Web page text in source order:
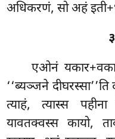
अधिकरणं, सो अहं इती+ध
एओनं
‘‘ब्यञ्जने
त्याहं, त्यास्स
यावतक्वस्स कायो,